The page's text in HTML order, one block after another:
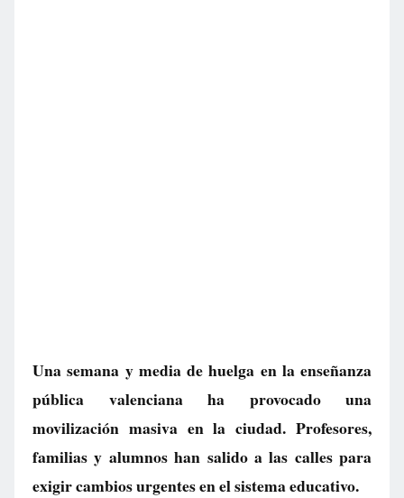
Una semana y media de huelga en la enseñanza
pública valenciana ha provocado una
movilización masiva en la ciudad. Profesores,
familias y alumnos han salido a las calles para
exigir cambios urgentes en el sistema educativo.